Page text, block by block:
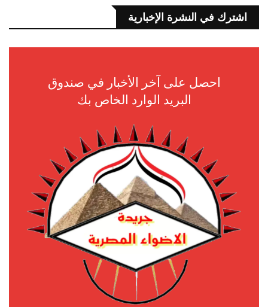
اشترك في النشرة الإخبارية
احصل على آخر الأخبار في صندوق
البريد الوارد الخاص بك